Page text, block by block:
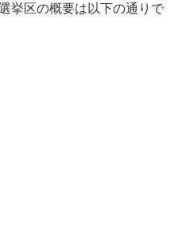
挙区の概要は以下の通りで